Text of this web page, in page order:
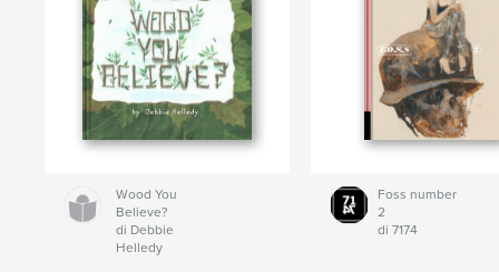
Wood You
Believe?
di Debbie
Helledy
Foss number
2
di 7174